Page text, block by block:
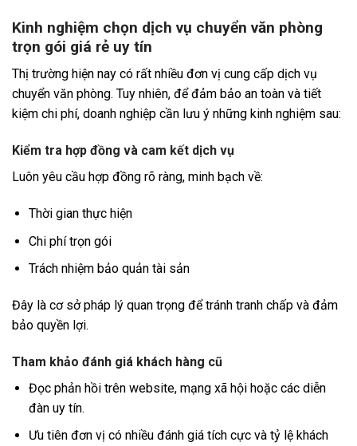
Kinh nghiệm chọn dịch vụ chuyển văn phòng
trọn gói giá rẻ uy tín
Thị trường hiện nay có rất nhiều đơn vị cung cấp dịch vụ
chuyển văn phòng. Tuy nhiên, để đảm bảo an toàn và tiết
kiệm chi phí, doanh nghiệp cần lưu ý những kinh nghiệm sau:
Kiểm tra hợp đồng và cam kết dịch vụ
Luôn yêu cầu hợp đồng rõ ràng, minh bạch về:
Thời gian thực hiện
Chi phí trọn gói
Trách nhiệm bảo quản tài sản
Đây là cơ sở pháp lý quan trọng để tránh tranh chấp và đảm
bảo quyền lợi.
Tham khảo đánh giá khách hàng cũ
Đọc phản hồi trên website, mạng xã hội hoặc các diễn
đàn uy tín.
Ưu tiên đơn vị có nhiều đánh giá tích cực và tỷ lệ khách